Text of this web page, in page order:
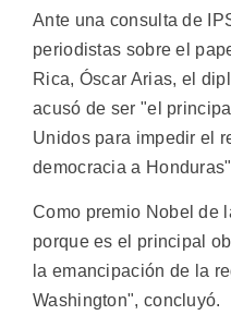
Ante una consulta de
periodistas sobre el
Rica, Óscar Arias, el
acusó de ser "el
Unidos para impedir el
democracia a
Como premio Nobel de
porque es el principal
la emancipación de la
Washington", concluyó.